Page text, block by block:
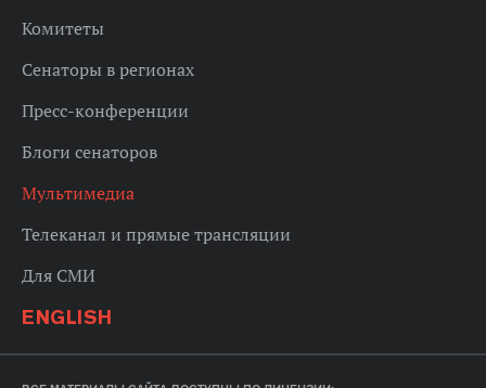
Комитеты
Сенаторы в регионах
Пресс-конференции
Блоги сенаторов
Мультимедиа
Телеканал и прямые трансляции
Для СМИ
ENGLISH